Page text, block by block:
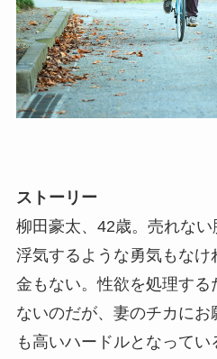
ストーリー
柳田豪太、42歳。売れない
浮気するような勇気もなけ
金もない。性欲を処理す
ないのだが、妻のチカにお
も高いハードルとなって